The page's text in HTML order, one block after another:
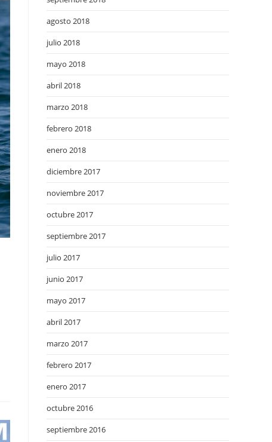
agosto 2018
julio 2018
mayo 2018
abril 2018
marzo 2018
febrero 2018
enero 2018
diciembre 2017
noviembre 2017
octubre 2017
septiembre 2017
julio 2017
junio 2017
mayo 2017
abril 2017
marzo 2017
febrero 2017
enero 2017
octubre 2016
septiembre 2016